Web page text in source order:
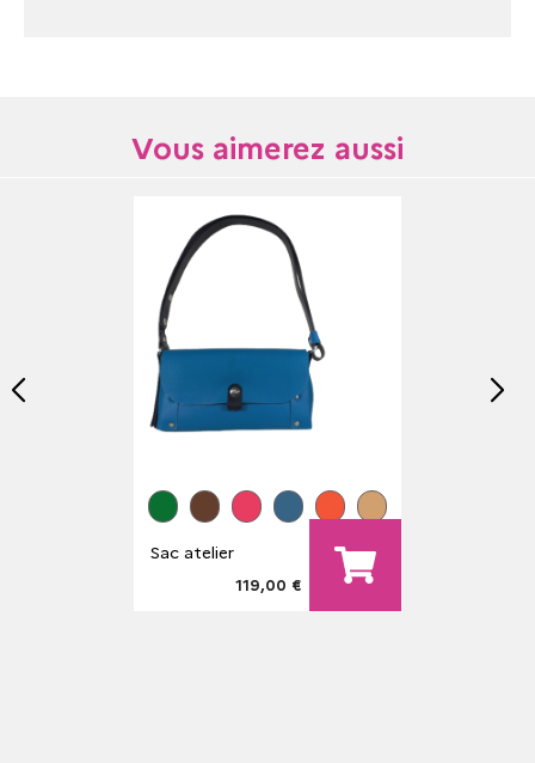
Vous aimerez aussi
Sac atelier
119,00 €